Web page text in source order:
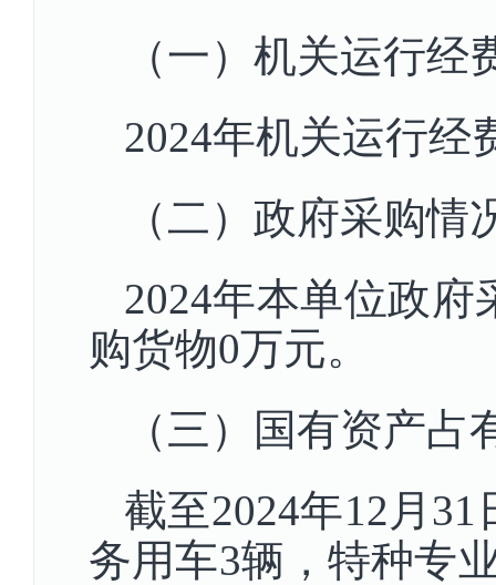
（一）机关运行经
2024年机关运行经
（二）政府采购情
2024年本单位政
购货物0万元。
（三）国有资产占
截至2024年12月
务用车3辆，特种专